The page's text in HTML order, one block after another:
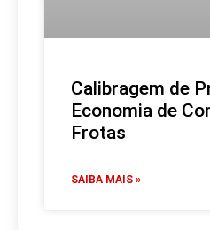
Calibragem de
Economia de
Frotas
SAIBA MAIS »